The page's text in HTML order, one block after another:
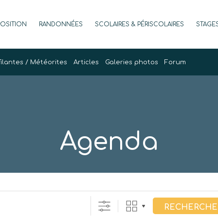
RANDONNÉES SCOLAIRES & PÉRISCOLAIRES
/ Météorites Articles Galeries photos Forum
Agenda
RECHERCHE